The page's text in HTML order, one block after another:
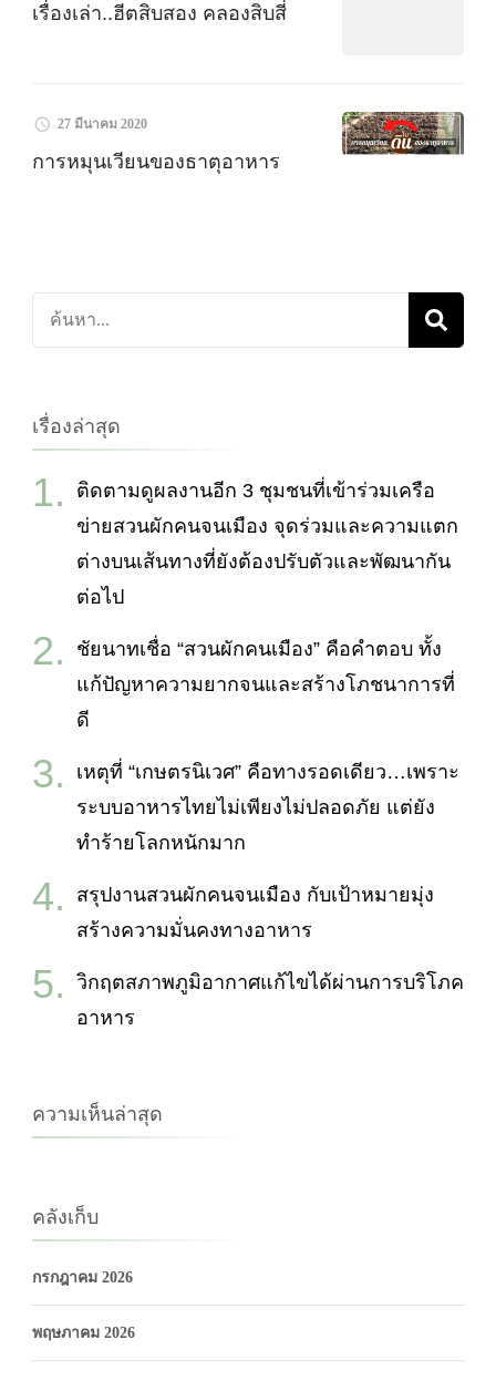
เรื่องเล่า..ฮีตสิบสอง คลองสิบสี่
27 มีนาคม 2020
การหมุนเวียนของธาตุอาหาร
ค้นหา
เกี่ยว
เรื่องล่าสุด
ติดตามดูผลงานอีก 3 ชุมชนที่เข้าร่วมเครือ
ข่ายสวนผักคนจนเมือง จุดร่วมและความแตก
ต่างบนเส้นทางที่ยังต้องปรับตัวและพัฒนากัน
ต่อไป
ชัยนาทเชื่อ “สวนผักคนเมือง” คือคำตอบ ทั้ง
แก้ปัญหาความยากจนและสร้างโภชนาการที่
ดี
เหตุที่ “เกษตรนิเวศ” คือทางรอดเดียว…เพราะ
ระบบอาหารไทยไม่เพียงไม่ปลอดภัย แต่ยัง
ทำร้ายโลกหนักมาก
สรุปงานสวนผักคนจนเมือง กับเป้าหมายมุ่ง
สร้างความมั่นคงทางอาหาร
วิกฤตสภาพภูมิอากาศแก้ไขได้ผ่านการบริโภค
อาหาร
ความเห็นล่าสุด
คลังเก็บ
กรกฎาคม 2026
พฤษภาคม 2026